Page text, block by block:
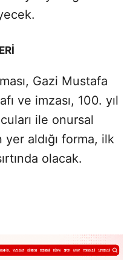
Gazi Mustafa
ve imzası, 100. yıl
ile onursal
yer aldığı forma, ilk
olacak.